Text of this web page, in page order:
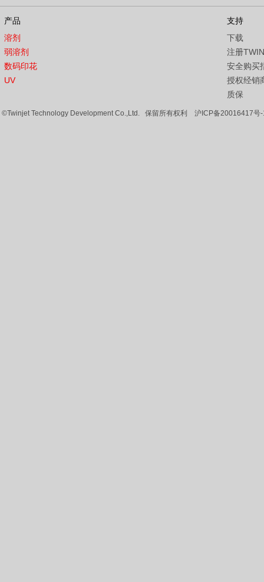
产品
溶剂
弱溶剂
数码印花
UV
支持
下载
注册
安全购买
授权经销
质保
©Twinjet Technology Development Co.,Ltd. 保留所有权利 沪ICP备20016417号